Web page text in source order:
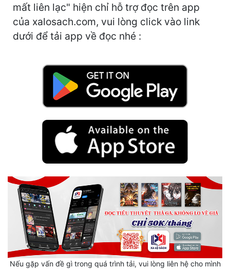
Kỳ Ảo
Linh Dị
Nữ Cường
Nữ Phụ
Phong Thủy - Tâm Linh
Phương Tây
mất liên lạc" hiện chỉ hỗ trợ đọc trên app
của xalosach.com, vui lòng click vào link
dưới để tải app về đọc nhé :
Nếu gặp vấn đề gì trong quá trình tải, vui lòng liên hệ cho mình